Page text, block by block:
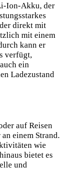
Ion-Akku, ​der
direkt mit​
mit einem
⁤kann ⁣er
verfügt,
ein
Ladezustand
auf Reisen
einem ⁢Strand.⁤
wie
bietet ‍es
und